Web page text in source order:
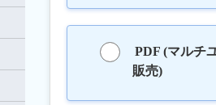
PDF (マルチ
販売)